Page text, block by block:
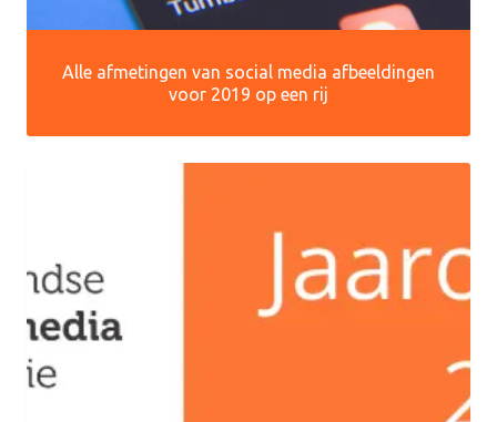
Alle afmetingen van social media afbeeldingen
voor 2019 op een rij